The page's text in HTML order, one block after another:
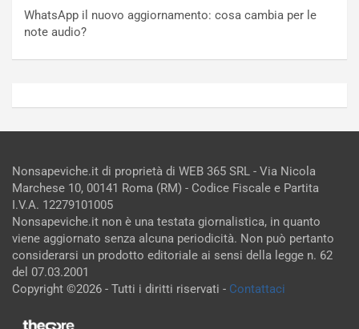
WhatsApp il nuovo aggiornamento: cosa cambia per le
note audio?
Nonsapeviche.it di proprietà di WEB 365 SRL - Via Nicola
Marchese 10, 00141 Roma (RM) - Codice Fiscale e Partita
I.V.A. 12279101005
Nonsapeviche.it non è una testata giornalistica, in quanto
viene aggiornato senza alcuna periodicità. Non può pertanto
considerarsi un prodotto editoriale ai sensi della legge n. 62
del 07.03.2001
Copyright ©2026 - Tutti i diritti riservati - Contattaci